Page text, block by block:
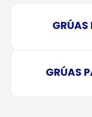
GRÚAS
GRÚAS